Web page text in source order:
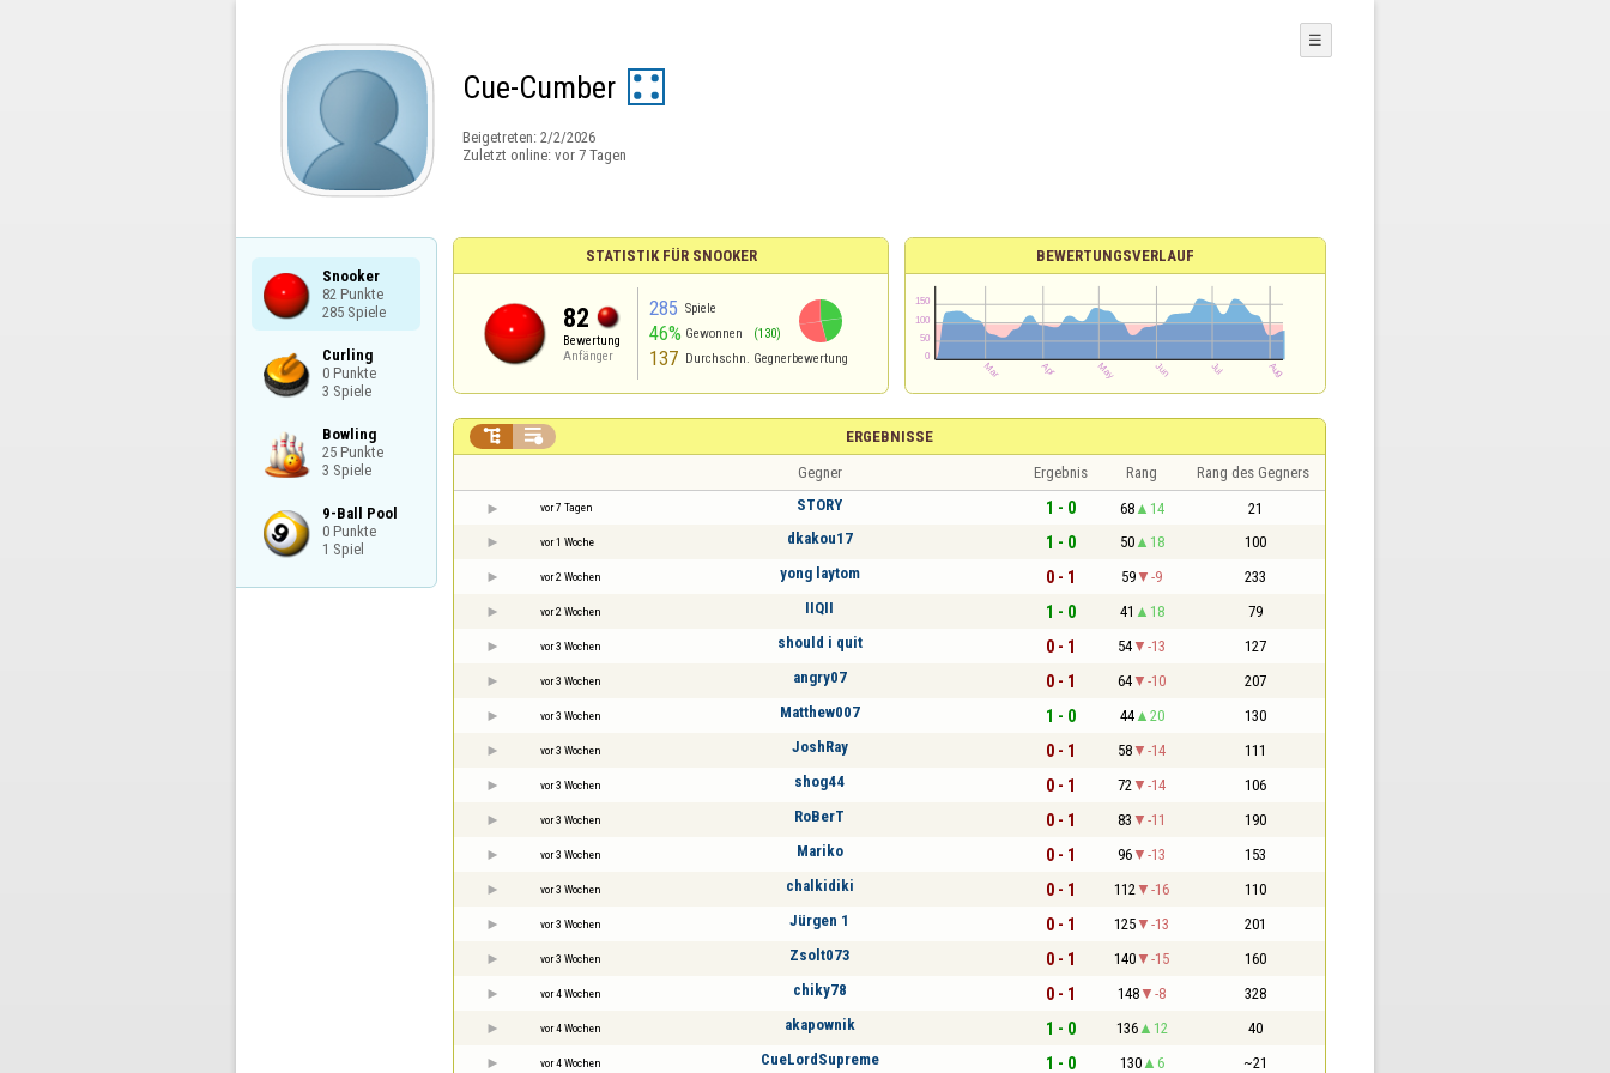
Cue-Cumber
Beigetreten: 2/2/2026
Zuletzt online: vor 7 Tagen
☰
Snooker
82 Punkte
285 Spiele
Curling
0 Punkte
3 Spiele
Bowling
25 Punkte
3 Spiele
9-Ball Pool
0 Punkte
1 Spiel
STATISTIK FÜR SNOOKER
82
Bewertung
Anfänger
285 Spiele
46% Gewonnen (130)
137 Durchschn. Gegnerbewertung
BEWERTUNGSVERLAUF
ERGEBNISSE
 
Gegner Ergebnis Rang Rang des Gegners
vor 7 Tagen STORY 1 - 0 68 14 21
vor 1 Woche dkakou17 1 - 0 50 18 100
vor 2 Wochen yong laytom 0 - 1 59 -9 233
vor 2 Wochen IIQII 1 - 0 41 18 79
vor 3 Wochen should i quit 0 - 1 54 -13 127
vor 3 Wochen angry07 0 - 1 64 -10 207
vor 3 Wochen Matthew007 1 - 0 44 20 130
vor 3 Wochen JoshRay 0 - 1 58 -14 111
vor 3 Wochen shog44 0 - 1 72 -14 106
vor 3 Wochen RoBerT 0 - 1 83 -11 190
vor 3 Wochen Mariko 0 - 1 96 -13 153
vor 3 Wochen chalkidiki 0 - 1 112 -16 110
vor 3 Wochen Jürgen 1 0 - 1 125 -13 201
vor 3 Wochen Zsolt073 0 - 1 140 -15 160
vor 4 Wochen chiky78 0 - 1 148 -8 328
vor 4 Wochen akapownik 1 - 0 136 12 40
vor 4 Wochen CueLordSupreme 1 - 0 130 6 ~21